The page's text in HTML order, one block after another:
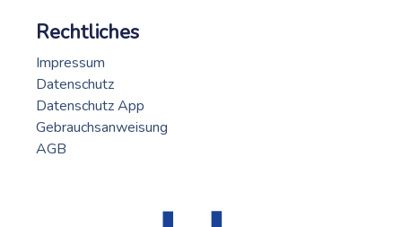
Rechtliches
Impressum
Datenschutz
Datenschutz App
Gebrauchsanweisung
AGB